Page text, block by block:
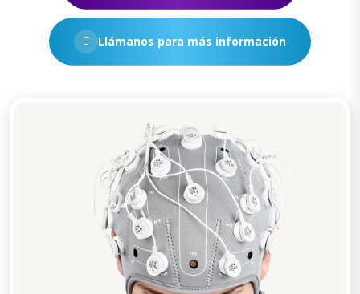
Llámanos para más información